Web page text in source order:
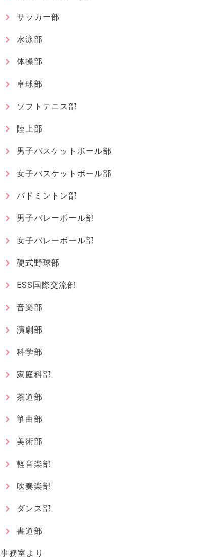
サッカー部
水泳部
体操部
卓球部
ソフトテニス部
陸上部
男子バスケットボール部
女子バスケットボール部
バドミントン部
男子バレーボール部
女子バレーボール部
硬式野球部
ESS国際交流部
音楽部
演劇部
科学部
家庭科部
茶道部
箏曲部
美術部
軽音楽部
吹奏楽部
ダンス部
書道部
事務室より